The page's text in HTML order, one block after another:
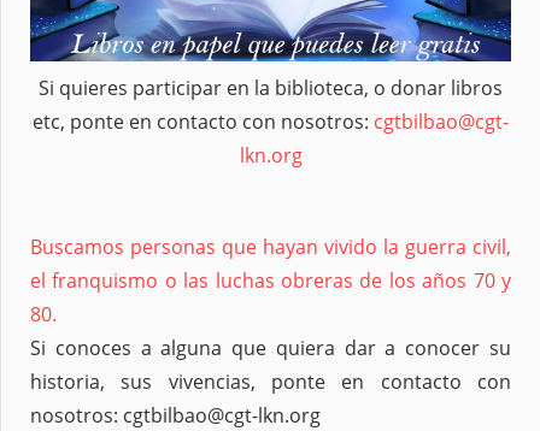
Si quieres participar en la biblioteca, o donar libros
etc, ponte en contacto con nosotros: cgtbilbao@cgt-
lkn.org
Buscamos personas que hayan vivido la guerra civil,
el franquismo o las luchas obreras de los años 70 y
80.
Si conoces a alguna que quiera dar a conocer su
historia, sus vivencias, ponte en contacto con
nosotros: cgtbilbao@cgt-lkn.org